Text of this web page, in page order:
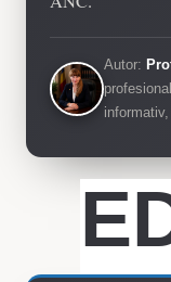
Autor: